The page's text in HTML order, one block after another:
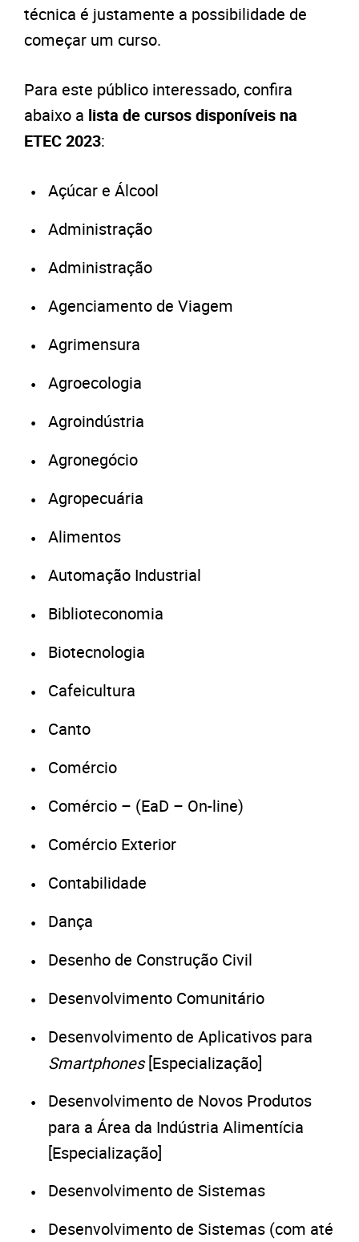
técnica é justamente a possibilidade de
começar um curso.
Para este público interessado, confira
abaixo a lista de cursos disponíveis na
ETEC 2023:
Açúcar e Álcool
Administração
Administração
Agenciamento de Viagem
Agrimensura
Agroecologia
Agroindústria
Agronegócio
Agropecuária
Alimentos
Automação Industrial
Biblioteconomia
Biotecnologia
Cafeicultura
Canto
Comércio
Comércio – (EaD – On-line)
Comércio Exterior
Contabilidade
Dança
Desenho de Construção Civil
Desenvolvimento Comunitário
Desenvolvimento de Aplicativos para
Smartphones[Especialização]
Desenvolvimento de Novos Produtos
para a Área da Indústria Alimentícia
[Especialização]
Desenvolvimento de Sistemas
Desenvolvimento de Sistemas (com até